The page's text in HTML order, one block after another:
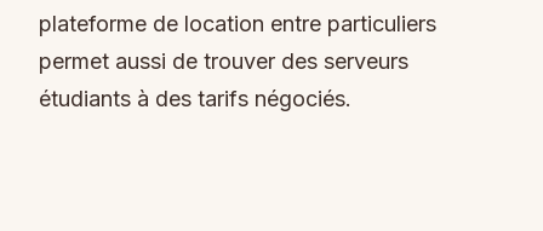
plateforme de location entre particuliers
permet aussi de trouver des serveurs
étudiants à des tarifs négociés.